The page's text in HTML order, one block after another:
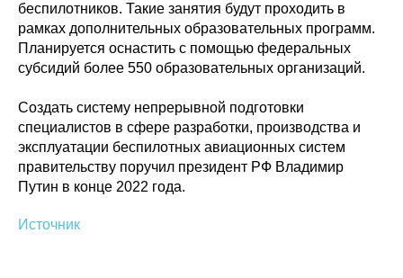
беспилотников. Такие занятия будут проходить в
рамках дополнительных образовательных программ.
Планируется оснастить с помощью федеральных
субсидий более 550 образовательных организаций.
Создать систему непрерывной подготовки
специалистов в сфере разработки, производства и
эксплуатации беспилотных авиационных систем
правительству поручил президент РФ Владимир
Путин в конце 2022 года.
Источник